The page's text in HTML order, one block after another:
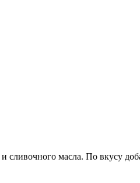
сливочного масла. По вкусу